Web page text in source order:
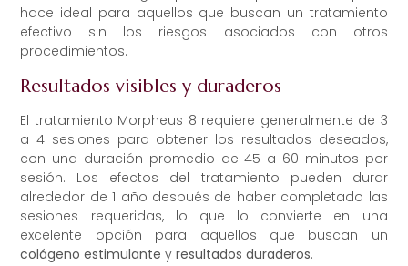
hace ideal para aquellos que buscan un tratamiento
efectivo sin los riesgos asociados con otros
procedimientos.
Resultados visibles y duraderos
El tratamiento Morpheus 8 requiere generalmente de 3
a 4 sesiones para obtener los resultados deseados,
con una duración promedio de 45 a 60 minutos por
sesión. Los efectos del tratamiento pueden durar
alrededor de 1 año después de haber completado las
sesiones requeridas, lo que lo convierte en una
excelente opción para aquellos que buscan un
colágeno estimulante yresultados duraderos.